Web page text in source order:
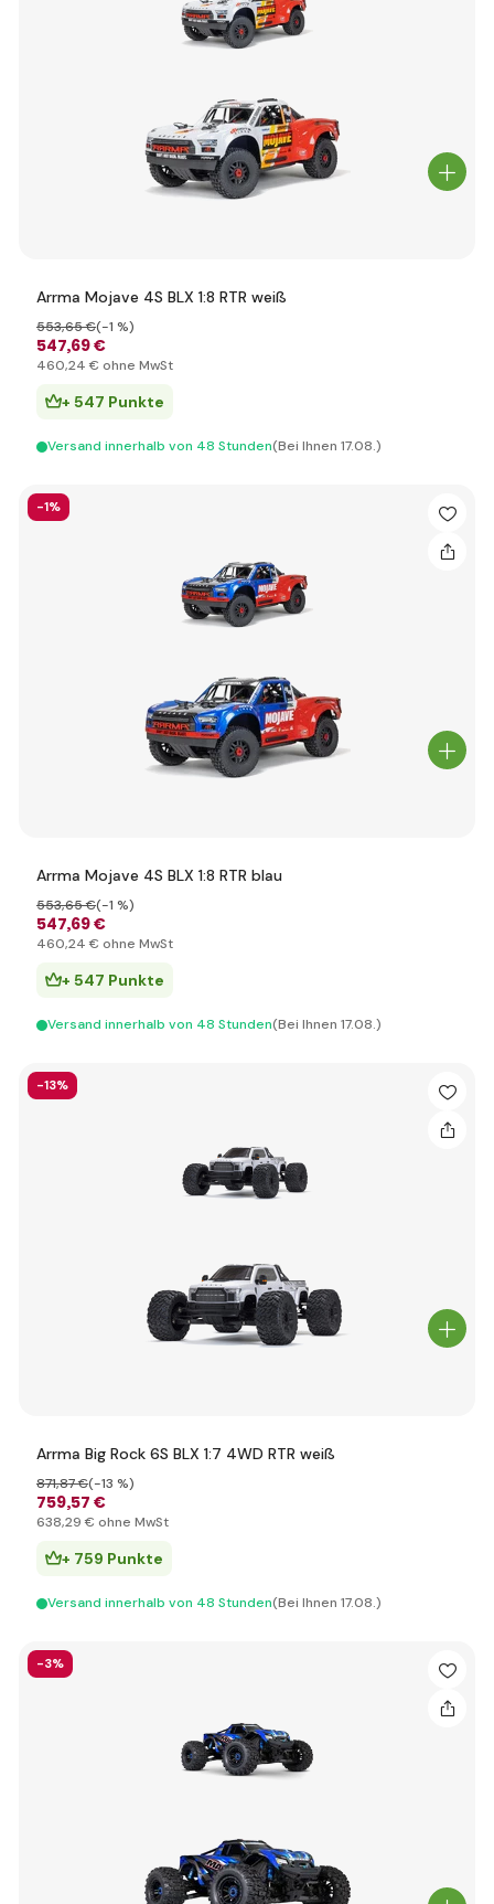
Arrma Mojave 4S BLX 1:8 RTR weiß
547,69 €
553,65 €(-1 %)
460,24 € ohne MwSt
+ 547 Punkte
Versand innerhalb von 48 Stunden(Bei Ihnen 17.08.)
-1%
Arrma Mojave 4S BLX 1:8 RTR blau
547,69 €
553,65 €(-1 %)
460,24 € ohne MwSt
+ 547 Punkte
Versand innerhalb von 48 Stunden(Bei Ihnen 17.08.)
-13%
Arrma Big Rock 6S BLX 1:7 4WD RTR weiß
759,57 €
871,87 €(-13 %)
638,29 € ohne MwSt
+ 759 Punkte
Versand innerhalb von 48 Stunden(Bei Ihnen 17.08.)
-3%